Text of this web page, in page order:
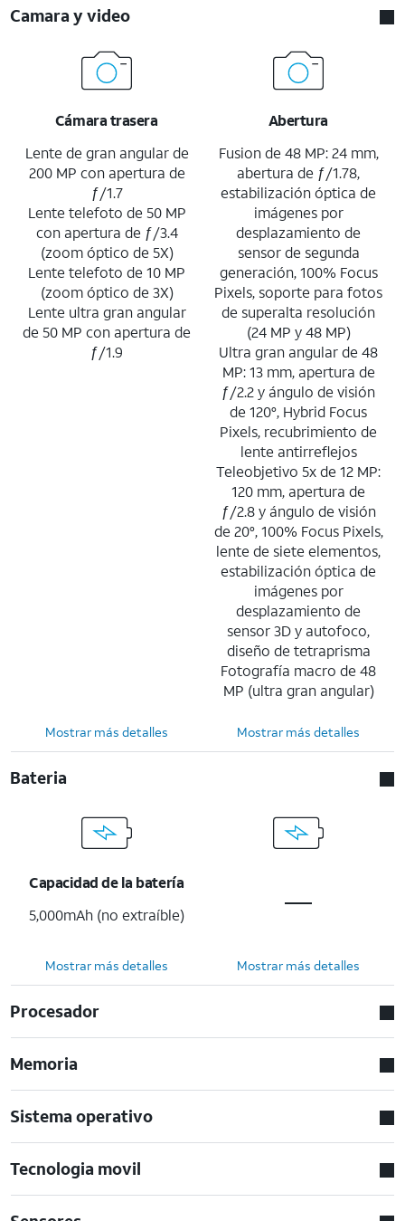
Camara y video
Cámara trasera
Lente de gran angular de
200 MP con apertura de
ƒ/1.7
Lente telefoto de 50 MP
con apertura de ƒ/3.4
(zoom óptico de 5X)
Lente telefoto de 10 MP
(zoom óptico de 3X)
Lente ultra gran angular
de 50 MP con apertura de
ƒ/1.9
Abertura
Fusion de 48 MP: 24 mm,
abertura de ƒ/1.78,
estabilización óptica de
imágenes por
desplazamiento de
sensor de segunda
generación, 100% Focus
Pixels, soporte para fotos
de superalta resolución
(24 MP y 48 MP)
Ultra gran angular de 48
MP: 13 mm, apertura de
ƒ/2.2 y ángulo de visión
de 120°, Hybrid Focus
Pixels, recubrimiento de
lente antirreflejos
Teleobjetivo 5x de 12 MP:
120 mm, apertura de
ƒ/2.8 y ángulo de visión
de 20°, 100% Focus Pixels,
lente de siete elementos,
estabilización óptica de
imágenes por
desplazamiento de
sensor 3D y autofoco,
diseño de tetraprisma
Fotografía macro de 48
MP (ultra gran angular)
Mostrar más detalles Mostrar más detalles
Bateria
Capacidad de la batería
5,000mAh (no extraíble)
Mostrar más detalles Mostrar más detalles
Procesador
Memoria
Sistema operativo
Tecnologia movil